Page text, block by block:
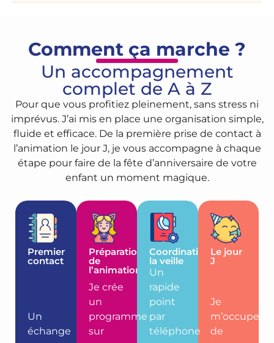
Comment ça marche ?
Un accompagnement
complet de A à Z
Pour que vous profitiez pleinement, sans stress ni
imprévus. J’ai mis en place une organisation simple,
fluide et efficace. De la première prise de contact à
l’animation le jour J, je vous accompagne à chaque
étape pour faire de la fête d’anniversaire de votre
enfant un moment magique.
Premier
contact
Un
échange
Préparation
de
l’animation
Je crée
un
programme
sur
Coordination
la veille
Un
rapide
point
par
téléphone
Le jour
J
Je
m’occupe
de